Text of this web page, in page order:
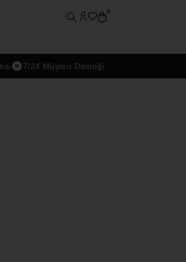
0
7/24 Müşteri Desteği